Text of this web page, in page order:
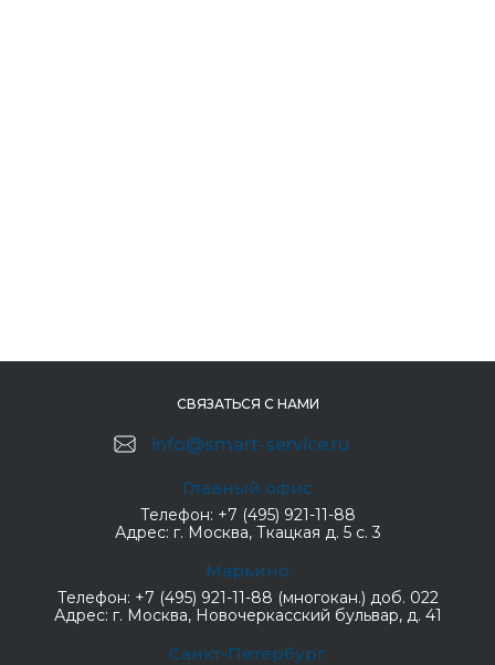
СВЯЗАТЬСЯ С НАМИ
info@smart-service.ru
Главный офис
Телефон: +7 (495) 921-11-88
Адрес: г. Москва, Ткацкая д. 5 с. 3
Марьино
Телефон: +7 (495) 921-11-88 (многокан.) доб. 022
Адрес: г. Москва, Новочеркасский бульвар, д. 41
Санкт-Петербург